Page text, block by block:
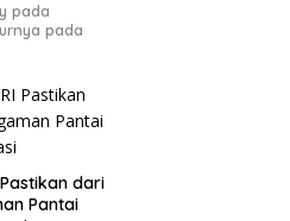
Tebu SGC Jadi
Baru Petani Singkong
pada
pada
dari
Pantai